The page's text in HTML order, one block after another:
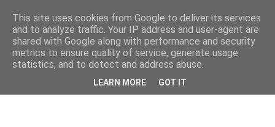
This site uses cookies from Google to deliver its services
and to analyze traffic. Your IP address and user-agent are
shared with Google along with performance and security
metrics to ensure quality of service, generate usage
statistics, and to detect and address abuse.
LEARN MORE GOT IT